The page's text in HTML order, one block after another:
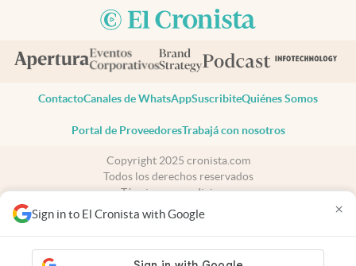
Sign in to El Cronista with Google ×
ContactoCanales de WhatsAppSuscribiteQuiénes Somos
Portal de ProveedoresTrabajá con nosotros
Copyright 2025 cronista.com
Todos los derechos reservados
Términos y condiciones
Privacidad
Consentimiento